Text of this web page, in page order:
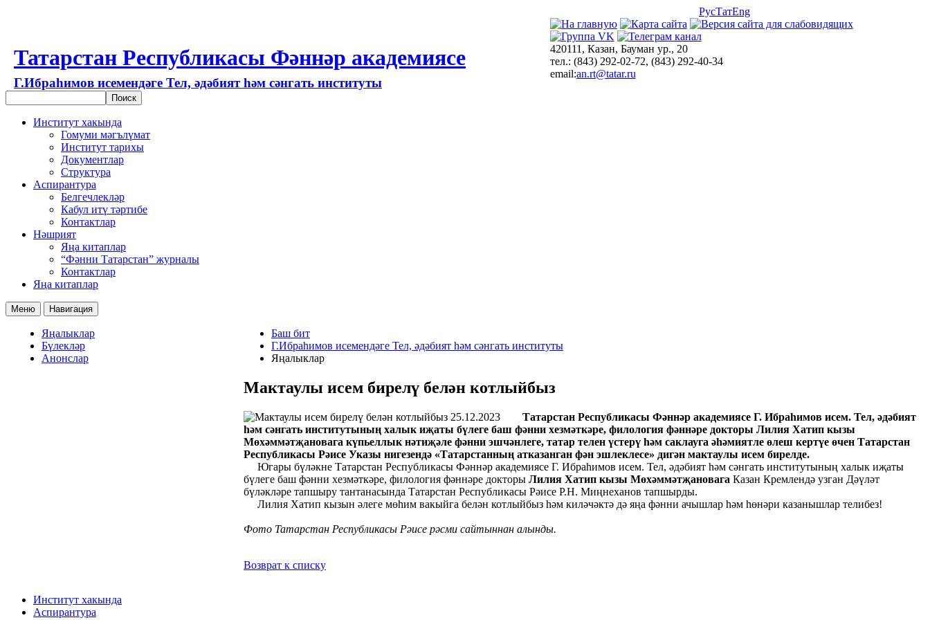
РусТатEng
Татарстан Республикасы Фәннәр академиясе
Г.Ибраһимов исемендәге Тел, әдәбият һәм сәнгать институты
420111, Казан, Бауман ур., 20
тел.: (843) 292-02-72, (843) 292-40-34
email:an.rt@tatar.ru
Институт хакында
Гомуми мәгълүмат
Институт тарихы
Документлар
Структура
Аспирантура
Белгечлекләр
Кабул итү тәртибе
Контактлар
Нәшрият
Яңа китаплар
“Фәнни Татарстан” журналы
Контактлар
Яңа китаплар
Меню Навигация
Яңалыклар
Бүлекләр
Анонслар
Баш бит
Г.Ибраһимов исемендәге Тел, әдәбият һәм сәнгать институты
Яңалыклар
Мактаулы исем бирелү белән котлыйбыз
25.12.2023
Татарстан Республикасы Фәннәр академиясе Г. Ибраһимов исем. Тел, әдәбият
һәм сәнгать институтының халык иҗаты бүлеге баш фәнни хезмәткәре, филология фәннәре докторы Лилия Хатип кызы
Мөхәммәтҗановага күпьеллык нәтиҗәле фәнни эшчәнлеге, татар телен үстерү һәм саклауга әһәмиятле өлеш кертүе өчен Татарстан
Республикасы Рәисе Указы нигезендә «Татарстанның атказанган фән эшлеклесе» дигән мактаулы исем бирелде.
Югары бүләкне Татарстан Республикасы Фәннәр академиясе Г. Ибраһимов исем. Тел, әдәбият һәм сәнгать институтының халык иҗаты
бүлеге баш фәнни хезмәткәре, филология фәннәре докторы Лилия Хатип кызы Мөхәммәтҗановага Казан Кремлендә узган Дәүләт
бүләкләре тапшыру тантанасында Татарстан Республикасы Рәисе Р.Н. Миңнеханов тапшырды.
Лилия Хатип кызын әлеге мөһим вакыйга белән котлыйбыз һәм киләчәктә дә яңа фәнни ачышлар һәм һөнәри казанышлар телибез!
Фото Татарстан Республикасы Рәисе рәсми сайтыннан алынды.
Возврат к списку
Институт хакында
Аспирантура